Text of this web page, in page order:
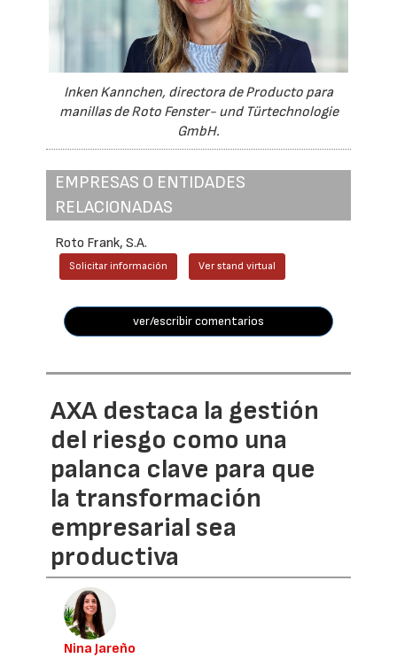
Inken Kannchen, directora de Producto para
manillas de Roto Fenster- und Türtechnologie
GmbH.
EMPRESAS O ENTIDADES
RELACIONADAS
Roto Frank, S.A.
Solicitar información Ver stand virtual
ver/escribir comentarios
AXA destaca la gestión
del riesgo como una
palanca clave para que
la transformación
empresarial sea
productiva
Nina Jareño